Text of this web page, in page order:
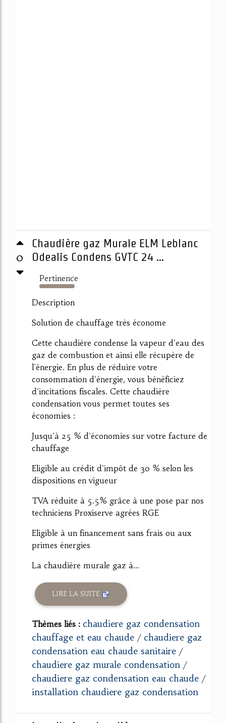
0
Chaudière gaz Murale ELM Leblanc
Odealis Condens GVTC 24 ...
Pertinence
1211%
Description
Solution de chauffage très économe
Cette chaudière condense la vapeur d'eau des
gaz de combustion et ainsi elle récupère de
l'énergie. En plus de réduire votre
consommation d'énergie, vous bénéficiez
d'incitations fiscales. Cette chaudière
condensation vous permet toutes ses
économies :
Jusqu'à 25 % d'économies sur votre facture de
chauffage
Eligible au crédit d'impôt de 30 % selon les
dispositions en vigueur
TVA réduite à 5.5% grâce à une pose par nos
techniciens Proxiserve agrées RGE
Eligible à un financement sans frais ou aux
primes énergies
La chaudière murale gaz à...
LIRE LA SUITE
Thèmes liés : chaudiere gaz condensation
chauffage et eau chaude / chaudiere gaz
condensation eau chaude sanitaire /
chaudiere gaz murale condensation /
chaudiere gaz condensation eau chaude /
installation chaudiere gaz condensation